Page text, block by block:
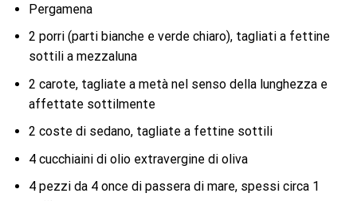
Pergamena
2 porri (parti bianche e verde chiaro), tagliati a fettine
sottili a mezzaluna
2 carote, tagliate a metà nel senso della lunghezza e
affettate sottilmente
2 coste di sedano, tagliate a fettine sottili
4 cucchiaini di olio extravergine di oliva
4 pezzi da 4 once di passera di mare, spessi circa 1